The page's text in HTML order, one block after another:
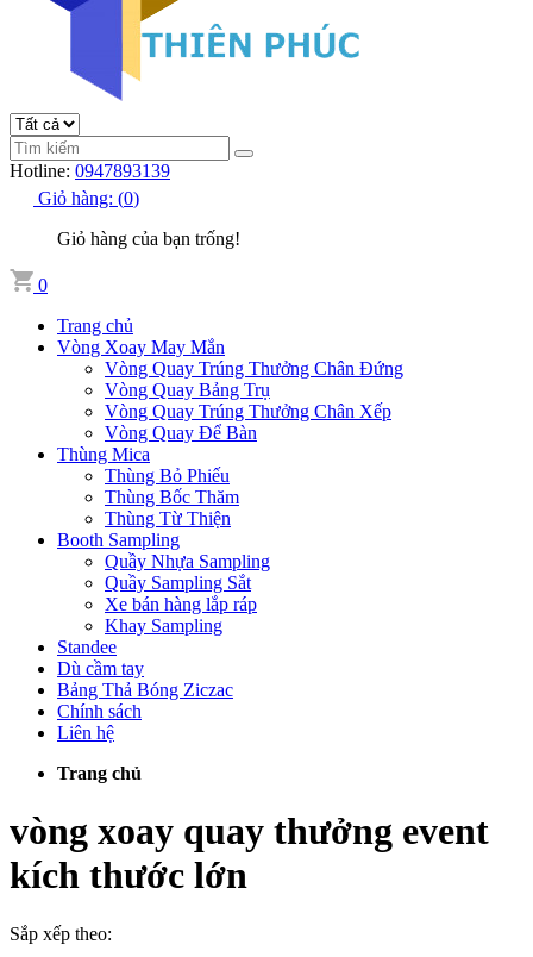
Hotline: 0947893139
Giỏ hàng: (0)
Giỏ hàng của bạn trống!
0
Trang chủ
Vòng Xoay May Mắn
Vòng Quay Trúng Thưởng Chân Đứng
Vòng Quay Bảng Trụ
Vòng Quay Trúng Thưởng Chân Xếp
Vòng Quay Để Bàn
Thùng Mica
Thùng Bỏ Phiếu
Thùng Bốc Thăm
Thùng Từ Thiện
Booth Sampling
Quầy Nhựa Sampling
Quầy Sampling Sắt
Xe bán hàng lắp ráp
Khay Sampling
Standee
Dù cầm tay
Bảng Thả Bóng Ziczac
Chính sách
Liên hệ
Trang chủ
vòng xoay quay thưởng event
kích thước lớn
Sắp xếp theo: